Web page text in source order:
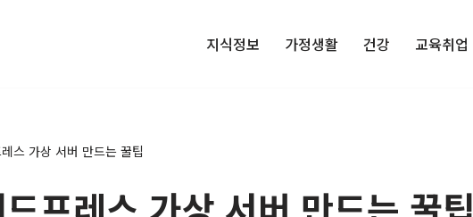
지식정보 가정생활 건강 교육취업
스 가상 서버 만드는 꿀팁